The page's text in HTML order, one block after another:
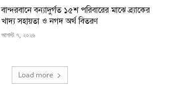
বান্দরবানে বন্যাদুর্গত ১৫শ পরিবারের মাঝে ব্র্যাকের
খাদ্য সহায়তা ও নগদ অর্থ বিতরণ
আগস্ট ৭, ২০২৬
Load more